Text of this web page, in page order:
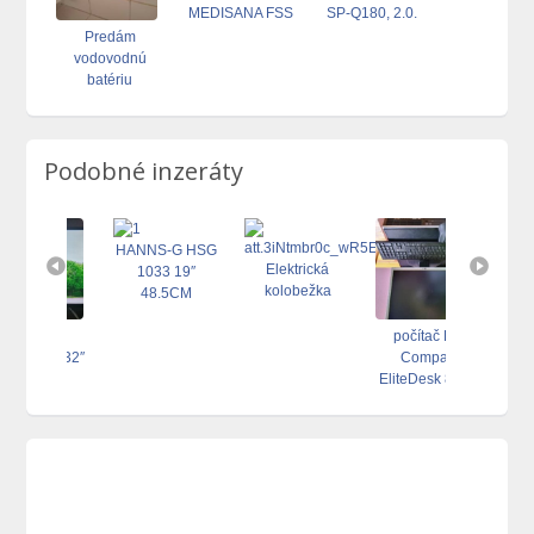
Predám
vodovodnú
batériu
MEDISANA FSS
SP-Q180, 2.0.
Podobné inzeráty
HANNS-G HSG
1033 19″
48.5CM
Elektrická
kolobežka
počítač HP
Compaq
EliteDesk 8300